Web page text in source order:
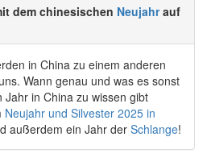
dem chinesischen Neujahrauf
in China zu einem anderen
Wann genau und was es sonst
in China zu wissen gibt
Neujahr und Silvester 2025 in
außerdem ein Jahr der Schlange!